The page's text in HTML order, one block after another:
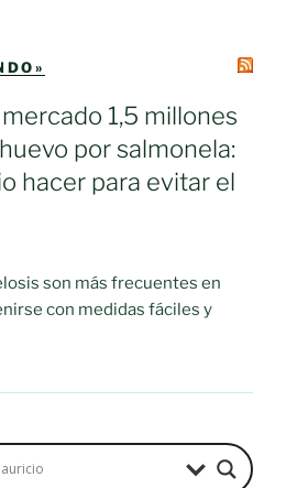
1,5 millones
por salmonela:
hacer para evitar el
son más frecuentes en
con medidas fáciles y